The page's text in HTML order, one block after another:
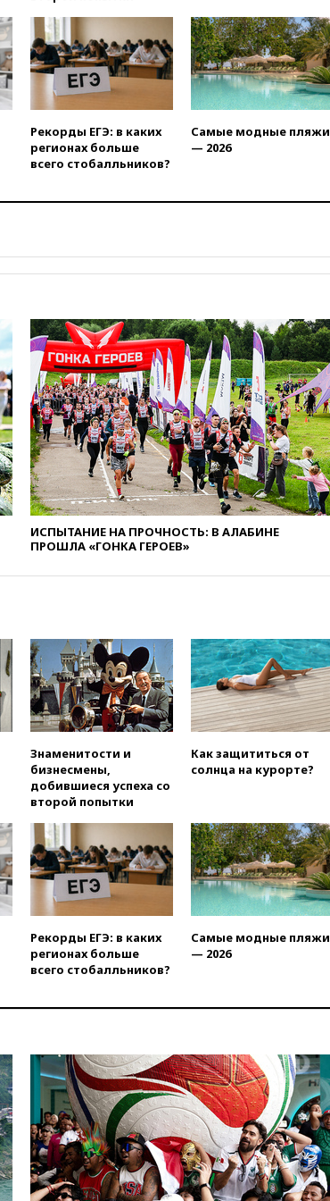
вчера, 22:20Путин назвал 76-ю
гвардейскую десантно-
штурмовую дивизию
легендарной
вчера, 22:15Путин заслушал
доклад о ситуации на
добропольском направлении
вчера, 21:58
РФ американский Human
отменяет часть рейсов в Сочи
и Геленджик
выиграл золото чемпионата
Европы в прыжках с 10-
метровой вышки
вчера, 21:10РФ не получала
обращений о прекращении
концессии строительства ж/д
в Армении
вчера, 21:00 В России вновь
обсуждают эксперимент по
онлайн-продаже алкоголя
вчера, 20:45Матвиенко:
россиянам могут
рекомендовать не посещать
вчера, 20:27Ямпольская
призвала оптимизировать
олимпиады для поступления в
вузы
вчера, 20:15Минтранс
защиту дорог от БПЛА из
средств на ремонт
августа посетит Сербию с
официальным визитом
вчера, 19:58В Госдуму будет
внесен законопроект об
отмене ЕГЭ
Ярославля приостановили
вчера, 19:20Число ломбардов
в РФ превысило максимум
2022 года
вчера, 19:15Жуковский и
аэропорт Геленджика
возобновили работу
вчера, 19:00Путин уточнил
порядок присвоения воинских
Рекорды ЕГЭ: в каких
регионах больше
всего стобалльников?
Самые модные пляжи
— 2026
ИСПЫТАНИЕ НА ПРОЧНОСТЬ: В АЛАБИНЕ
ПРОШЛА «ГОНКА ГЕРОЕВ»
Знаменитости и
бизнесмены,
добившиеся успеха со
второй попытки
Как защититься от
солнца на курорте?
Рекорды ЕГЭ: в каких
регионах больше
всего стобалльников?
Самые модные пляжи
— 2026